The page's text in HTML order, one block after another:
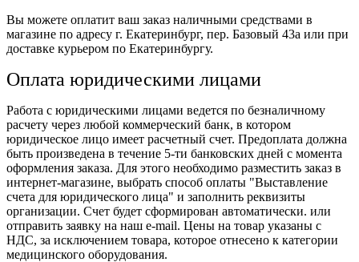
Вы можете оплатит ваш заказ наличными средствами в
магазине по адресу г. Екатеринбург, пер. Базовый 43а или при
доставке курьером по Екатеринбургу.
Оплата юридическими лицами
Работа с юридическими лицами ведется по безналичному
расчету через любой коммерческий банк, в котором
юридическое лицо имеет расчетный счет. Предоплата должна
быть произведена в течение 5-ти банковских дней с момента
оформления заказа. Для этого необходимо разместить заказ в
интернет-магазине, выбрать способ оплаты "Выставление
счета для юридического лица" и заполнить реквизиты
организации. Счет будет сформирован автоматически. или
отправить заявку на наш e-mail. Цены на товар указаны с
НДС, за исключением товара, которое отнесено к категории
медицинского оборудования.